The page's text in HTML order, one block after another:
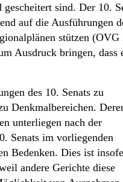
sind. Der 10.
auf die Ausführungen
stützen (OVG
Ausdruck bringen, dass
des 10. Senats zu
Denkmalbereichen.
unterliegen nach der
Senats im vorliegenden
Bedenken. Dies ist
andere Gerichte diese